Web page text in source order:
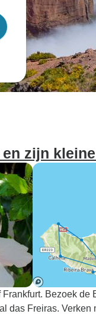
zijn
Bezoek de
das Freiras.